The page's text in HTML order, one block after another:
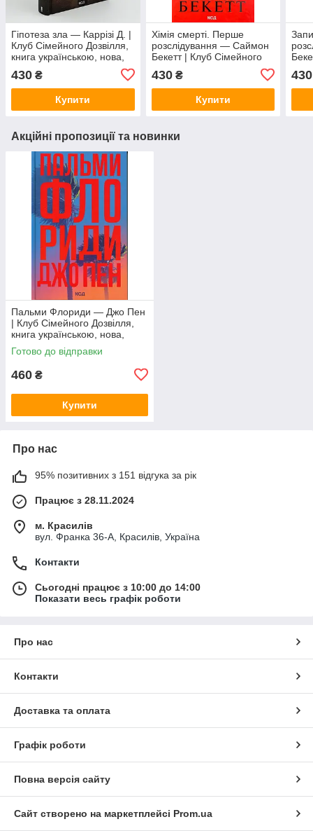
Гіпотеза зла — Каррізі Д. |
Клуб Сімейного Дозвілля,
книга українською, нова,
430 ₴
Купити
Хімія смерті. Перше
розслідування — Саймон
Бекетт | Клуб Сімейного
українською, нова, тверда
430₴
Купити
430
Акційні пропозиції та новинки
Пальми Флориди — Джо Пен
| Клуб Сімейного Дозвілля,
книга українською, нова,
тверда
Готово до відправки
460 ₴
Купити
Про нас
95% позитивних з 151 відгука за рік
Працює з 28.11.2024
м. Красилів
вул. Франка 36-А, Красилів, Україна
Контакти
Сьогодні працює з 10:00 до 14:00
Показати весь графік роботи
Про нас
Контакти
Доставка та оплата
Графік роботи
Повна версія сайту
Сайт створено на маркетплейсі Prom.ua